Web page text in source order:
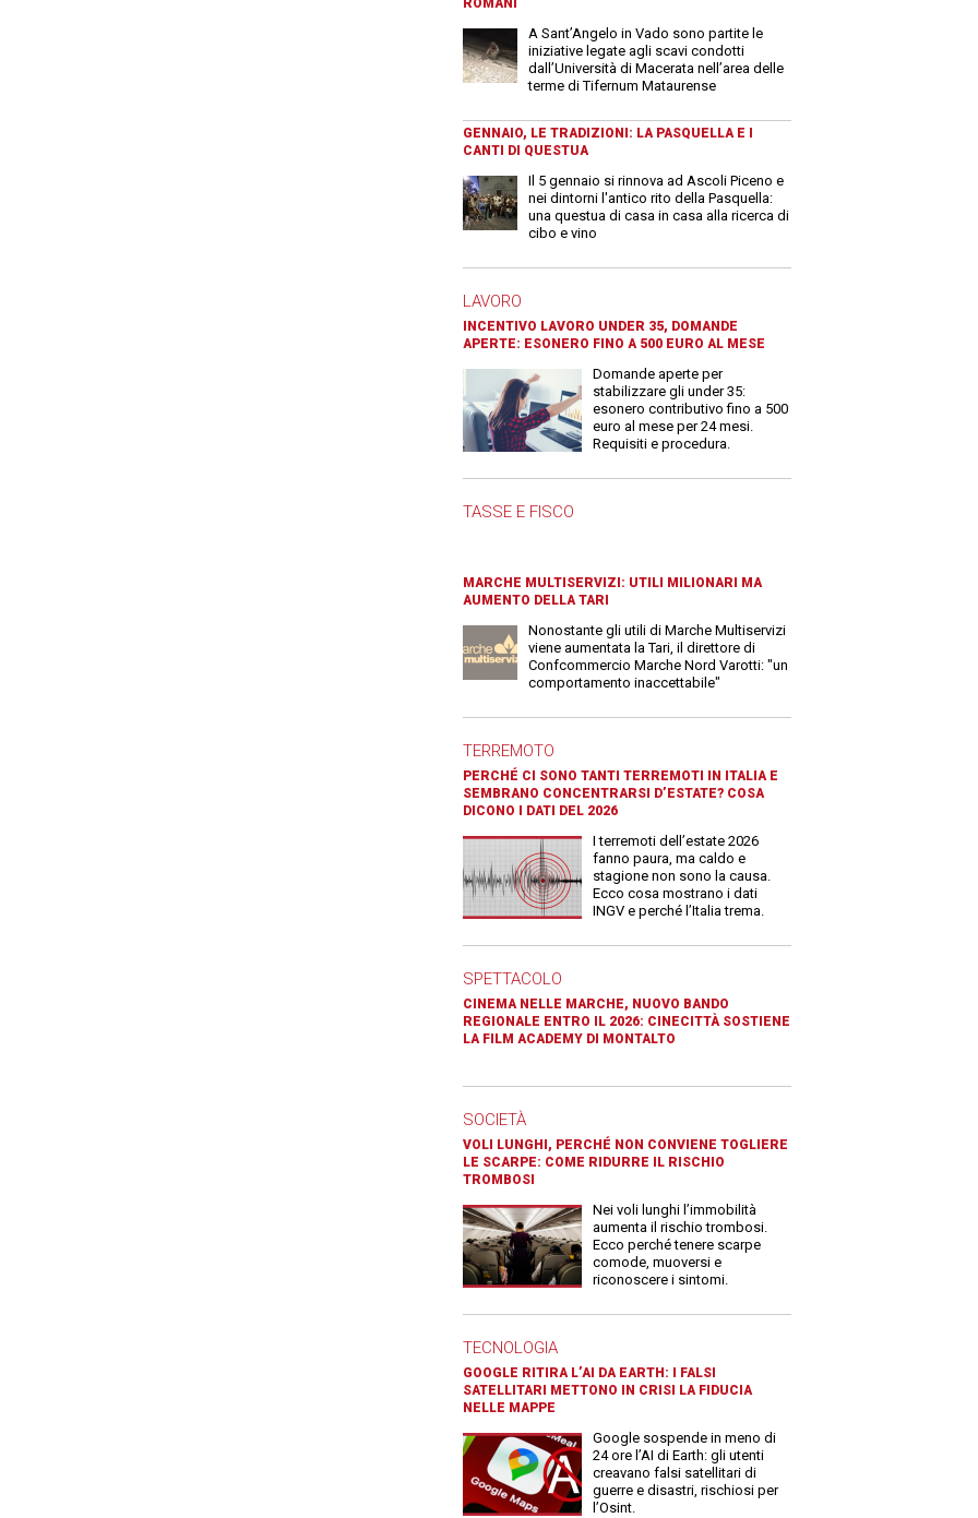
ROMANI
A Sant’Angelo in Vado sono partite le
iniziative legate agli scavi condotti
dall’Università di Macerata nell’area delle
terme di Tifernum Mataurense
GENNAIO, LE TRADIZIONI: LA PASQUELLA E I
CANTI DI QUESTUA
Il 5 gennaio si rinnova ad Ascoli Piceno e
nei dintorni l'antico rito della Pasquella:
una questua di casa in casa alla ricerca di
cibo e vino
LAVORO
INCENTIVO LAVORO UNDER 35, DOMANDE
APERTE: ESONERO FINO A 500 EURO AL MESE
Domande aperte per
stabilizzare gli under 35:
esonero contributivo fino a 500
euro al mese per 24 mesi.
Requisiti e procedura.
TASSE E FISCO
MARCHE MULTISERVIZI: UTILI MILIONARI MA
AUMENTO DELLA TARI
Nonostante gli utili di Marche Multiservizi
viene aumentata la Tari, il direttore di
Confcommercio Marche Nord Varotti: "un
comportamento inaccettabile"
TERREMOTO
PERCHÉ CI SONO TANTI TERREMOTI IN ITALIA E
SEMBRANO CONCENTRARSI D’ESTATE? COSA
DICONO I DATI DEL 2026
I terremoti dell’estate 2026
fanno paura, ma caldo e
stagione non sono la causa.
Ecco cosa mostrano i dati
INGV e perché l’Italia trema.
SPETTACOLO
CINEMA NELLE MARCHE, NUOVO BANDO
REGIONALE ENTRO IL 2026: CINECITTÀ SOSTIENE
LA FILM ACADEMY DI MONTALTO
SOCIETÀ
VOLI LUNGHI, PERCHÉ NON CONVIENE TOGLIERE
LE SCARPE: COME RIDURRE IL RISCHIO
TROMBOSI
Nei voli lunghi l’immobilità
aumenta il rischio trombosi.
Ecco perché tenere scarpe
comode, muoversi e
riconoscere i sintomi.
TECNOLOGIA
GOOGLE RITIRA L’AI DA EARTH: I FALSI
SATELLITARI METTONO IN CRISI LA FIDUCIA
NELLE MAPPE
Google sospende in meno di
24 ore l’AI di Earth: gli utenti
creavano falsi satellitari di
guerre e disastri, rischiosi per
l’Osint.